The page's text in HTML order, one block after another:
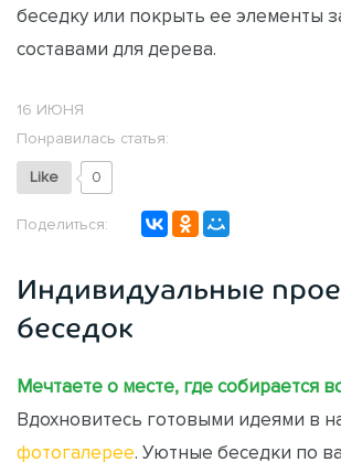
беседку или покрыть ее элементы
составами для дерева.
16 ИЮНЯ
Понравилась статья:
Like 0
Поделиться:
Индивидуальные
беседок
Мечтаете о месте, где собирается
Вдохновитесь готовыми идеями в
фотогалерее. Уютные беседки по